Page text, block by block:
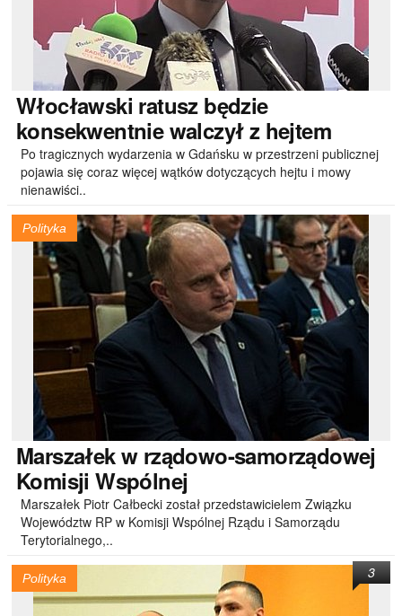
Włocławski ratusz będzie
konsekwentnie walczył z hejtem
Po tragicznych wydarzenia w Gdańsku w przestrzeni publicznej
pojawia się coraz więcej wątków dotyczących hejtu i mowy
nienawiści..
Polityka
Marszałekw rządowo-samorządowej
Komisji Wspólnej
Marszałek Piotr Całbecki został przedstawicielem Związku
Województw RP w Komisji Wspólnej Rządu i Samorządu
Terytorialnego,..
Polityka 3